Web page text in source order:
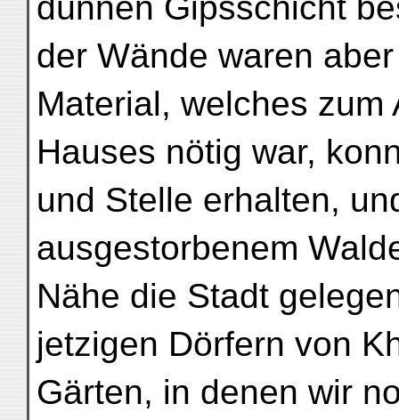
der Wände waren
Material, welches zum
Hauses nötig war,
und Stelle erhalten,
ausgestorbenem
Nähe die Stadt
jetzigen Dörfern von
Gärten, in denen wir